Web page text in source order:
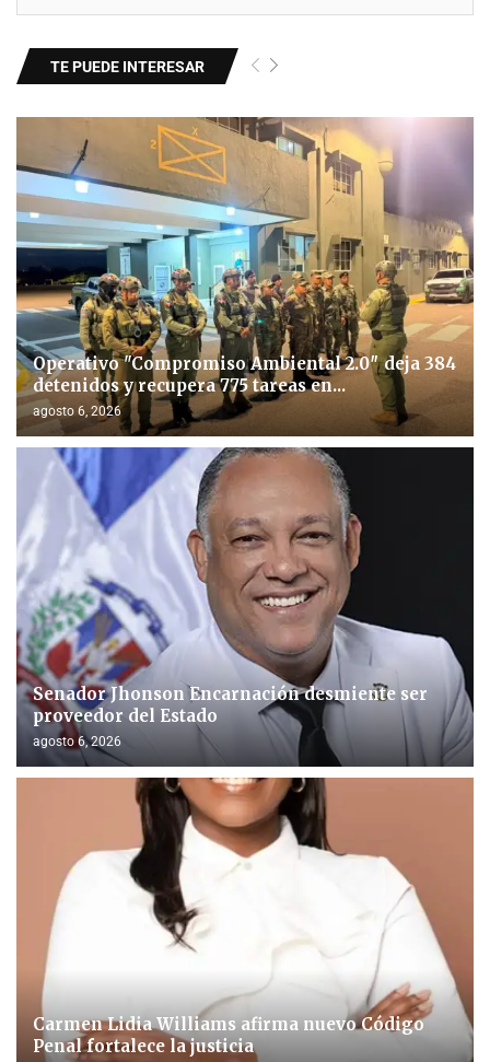
TE PUEDE INTERESAR
Operativo "Compromiso Ambiental 2.0″ deja 384
detenidos y recupera 775 tareas en...
agosto 6, 2026
Senador Jhonson Encarnación desmiente ser
proveedor del Estado
agosto 6, 2026
Carmen Lidia Williams afirma nuevo Código
Penal fortalece la justicia